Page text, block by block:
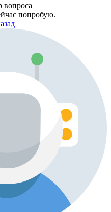
вопроса
попробую.